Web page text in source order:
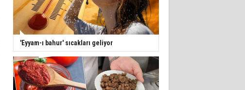
'Eyyam-ı bahur' sıcakları geliyor